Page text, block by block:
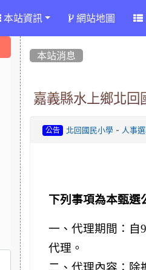
本站資訊 網站地圖
本站消息
嘉義縣水上鄉北回
公告 北回國民小學 - 人事
下列事項為本甄選
一、代理期間：自
代理。
二、代理內容：除